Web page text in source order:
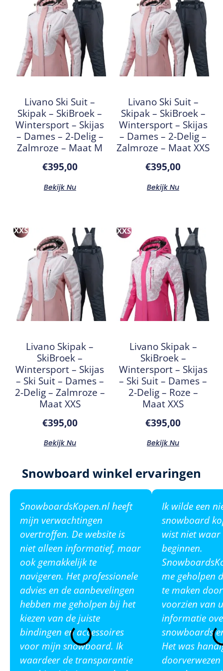
Livano Ski Suit –
Skipak – SkiBroek –
Wintersport – Skijas
– Dames – 2-Delig –
Zalmroze – Maat M
€395,00
Bekijk Nu
Livano Ski Suit –
Skipak – SkiBroek –
Wintersport – Skijas
– Dames – 2-Delig –
Zalmroze – Maat XXS
€395,00
Bekijk Nu
Livano Skipak –
SkiBroek –
Wintersport – Skijas
– Ski Suit – Dames –
2-Delig – Zalmroze –
Maat XXS
€395,00
Bekijk Nu
Livano Skipak –
SkiBroek –
Wintersport – Skijas
– Ski Suit – Dames –
2-Delig – Roze –
Maat XXS
€395,00
Bekijk Nu
Snowboard winkel ervaringen
SnowboardsKopen.nl heeft
mijn verwachtingen
overtroffen. De website is
niet alleen informatief, maar
ook gemakkelijk te
navigeren. Het professionele
advies en de aanbevelingen
hebben me geholpen bij het
kiezen van de juiste
bindingen en accessoires
voor mijn snowboard. Ik
waardeer de transparantie
Ik wilde een
snowboard
wist niet waar
beginnen.
me geholpen
te maken
voorzien van
informatie
snowboards
Het was